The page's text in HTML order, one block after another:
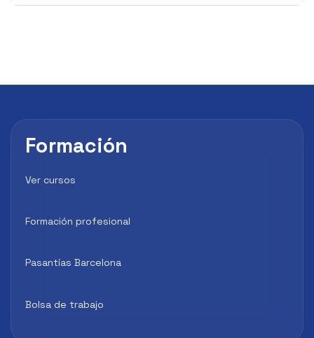
Formación
Ver cursos
Formación profesional
Pasantías Barcelona
Bolsa de trabajo